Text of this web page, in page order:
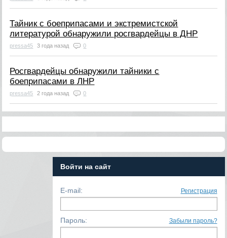
Тайник с боеприпасами и экстремистской
литературой обнаружили росгвардейцы в ДНР
pressa45 3 года назад 0
Росгвардейцы обнаружили тайники с
боеприпасами в ЛНР
pressa45 2 года назад 0
Войти на сайт
E-mail: Регистрация
Пароль: Забыли пароль?